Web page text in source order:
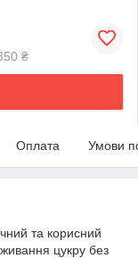
₴
Оплата Умови
та корисний
цукру без